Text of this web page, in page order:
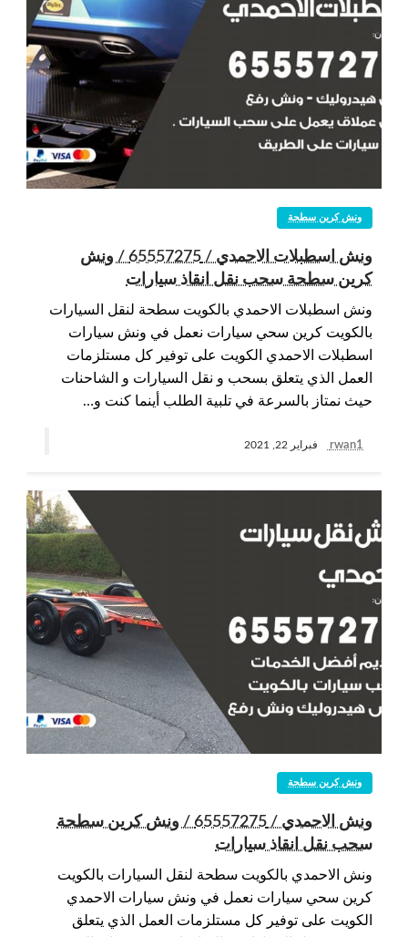
ونش كرين سطحة
ونش اسطبلات الاحمدي / 65557275 / ونش
كرين سطحة سحب نقل انقاذ سيارات
ونش اسطبلات الاحمدي بالكويت سطحة لنقل السيارات
بالكويت كرين سحي سيارات نعمل في ونش سيارات
اسطبلات الاحمدي الكويت على توفير كل مستلزمات
العمل الذي يتعلق بسحب و نقل السيارات و الشاحنات
حيث نمتاز بالسرعة في تلبية الطلب أينما كنت و…
rwan1 فبراير 22, 2021
ونش كرين سطحة
ونش الاحمدي / 65557275 / ونش كرين سطحة
سحب نقل انقاذ سيارات
ونش الاحمدي بالكويت سطحة لنقل السيارات بالكويت
كرين سحي سيارات نعمل في ونش سيارات الاحمدي
الكويت على توفير كل مستلزمات العمل الذي يتعلق